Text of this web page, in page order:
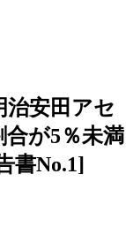
安田アセ
が5％未満
書No.1]